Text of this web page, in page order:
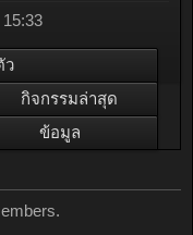
ว
กิจกรรมล่าสุด
ข้อมูล